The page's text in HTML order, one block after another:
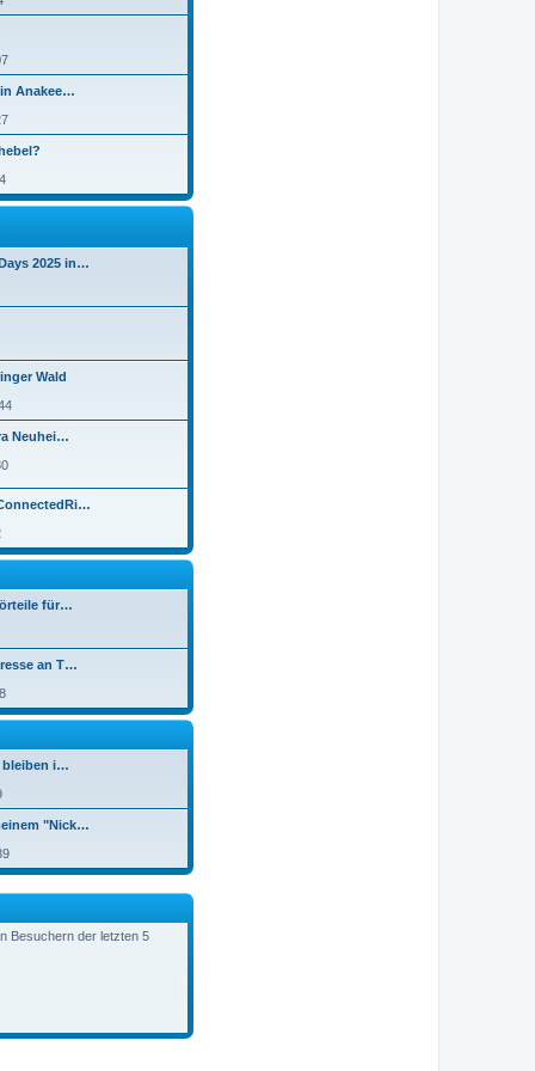
Anakee…
2025 in…
Wald
Neuhei…
für…
an T…
bleiben i…
"Nick…
Besuchern der letzten 5